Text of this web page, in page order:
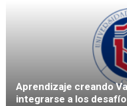
Aprendizaje creando
integrarse a los